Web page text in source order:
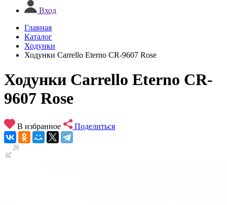
Вход
Главная
Каталог
Ходунки
Ходунки Carrello Eterno CR-9607 Rose
Ходунки Carrello Eterno CR-
9607 Rose
В избранное Поделиться